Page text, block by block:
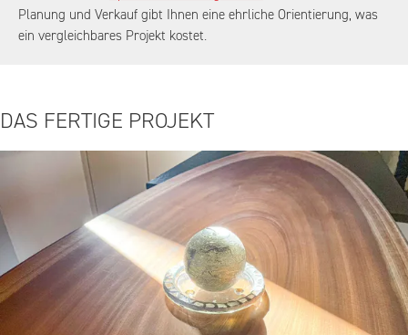
Planung und Verkauf gibt Ihnen eine ehrliche Orientierung, was
ein vergleichbares Projekt kostet.
DAS FERTIGE PROJEKT